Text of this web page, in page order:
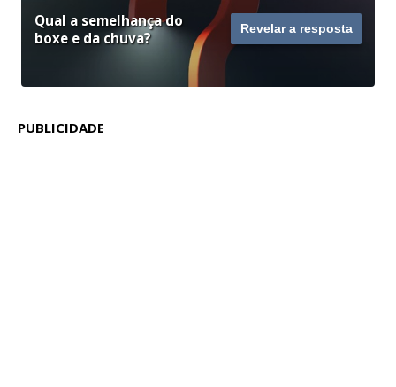
Qual a semelhança do
boxe e da chuva?
Revelar a resposta
PUBLICIDADE